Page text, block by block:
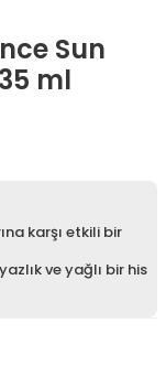
Sun
ml
karşı etkili bir
ve yağlı bir his